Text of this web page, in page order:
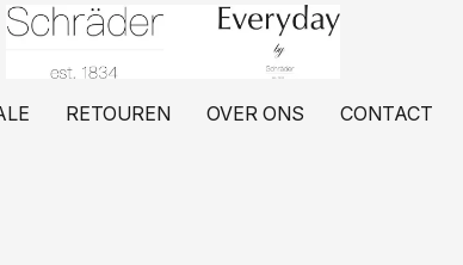
RETOUREN OVER ONS CONTACT